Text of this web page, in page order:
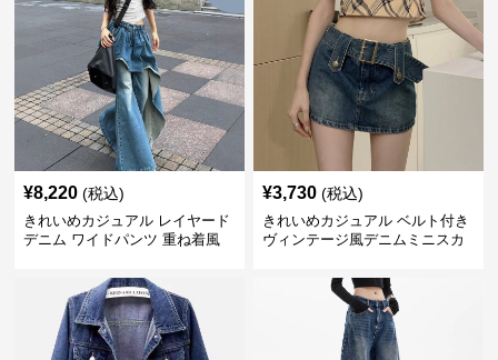
¥8,220 (税込)
きれいめカジュアル レイヤード
デニム ワイドパンツ 重ね着風
¥3,730 (税込)
きれいめカジュアル ベルト付き
ヴィンテージ風デニムミニスカ